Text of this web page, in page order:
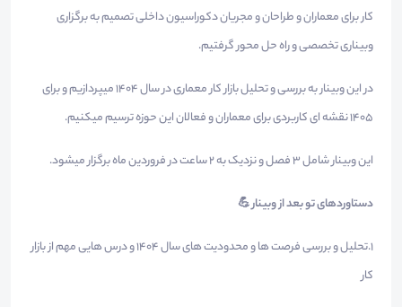
کار برای معماران و طراحان و مجریان دکوراسیون داخلی تصمیم به برگزاری
وبیناری تخصصی و راه حل محور گرفتیم.
در این وبینار به بررسی و تحلیل بازار کار معماری در سال 1404 میپردازیم و برای
1405 نقشه ای کاربردی برای معماران و فعالان این حوزه ترسیم میکنیم.
این وبینار شامل 3 فصل و نزدیک به 2 ساعت در فروردین ماه برگزار میشود.
دستاوردهای تو بعد از وبینار💪
1.تحلیل و بررسی فرصت ها و محدودیت های سال 1404 و درس هایی مهم از بازار
کار